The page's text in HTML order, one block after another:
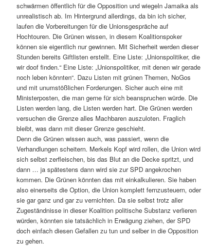
schwärmen öffentlich für die Opposition und wiegeln Jamaika als
unrealistisch ab. Im Hintergrund allerdings, da bin ich sicher,
laufen die Vorbereitungen für die Unionsgespräche auf
Hochtouren. Die Grünen wissen, in diesem Koalitionspoker
können sie eigentlich nur gewinnen. Mit Sicherheit werden dieser
Stunden bereits Giftlisten erstellt. Eine Liste: „Unionspolitiker, die
wir doof finden.“ Eine Liste: „Unionspolitiker, mit denen wir gerade
noch leben könnten“. Dazu Listen mit grünen Themen, NoGos
und mit unumstößlichen Forderungen. Sicher auch eine mit
Ministerposten, die man gerne für sich beanspruchen würde. Die
Listen werden lang, die Listen werden hart. Die Grünen werden
versuchen die Grenze alles Machbaren auszuloten. Fraglich
bleibt, was dann mit dieser Grenze geschieht.
Denn die Grünen wissen auch, was passiert, wenn die
Verhandlungen scheitern. Merkels Kopf wird rollen, die Union wird
sich selbst zerfleischen, bis das Blut an die Decke spritzt, und
dann … ja spätestens dann wird sie zur SPD angekrochen
kommen. Die Grünen könnten das mit einkalkulieren. Sie haben
also einerseits die Option, die Union komplett fernzusteuern, oder
sie gar ganz und gar zu vernichten. Da sie selbst trotz aller
Zugeständnisse in dieser Koalition politische Substanz verlieren
würden, könnten sie tatsächlich in Erwägung ziehen, der SPD
doch einfach diesen Gefallen zu tun und selber in die Opposition
zu gehen.